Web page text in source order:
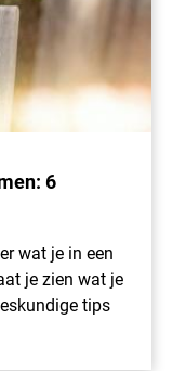
6
wat je in een
je zien wat je
tips